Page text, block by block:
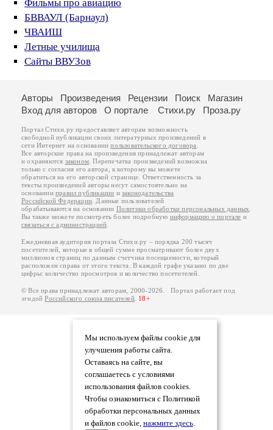
Фильмы про авиацию
БВВАУЛ (Барнаул)
ЧВАИШ
Летные училища
Сайты ВВУЗов
Мы используем файлы cookie для
улучшения работы сайта.
Оставаясь на сайте, вы
соглашаетесь с условиями
использования файлов cookies.
Чтобы ознакомиться с Политикой
обработки персональных данных
и файлов cookie, нажмите здесь.
Авторы Произведения Рецензии Поиск
Магазин
Вход для авторов
О портале Стихи.ру Проза.ру
Портал Стихи.ру предоставляет авторам возможность
свободной публикации своих литературных произведений в
сети Интернет на основаниипользовательского договора
Все авторские права на произведения принадлежат авторам
и охраняются законом . Перепечатка произведений возможна
только с согласия его автора, к которому вы можете
обратиться на его авторской странице. Ответственность за
тексты произведений авторы несут самостоятельно на
основанииправил публикации изаконодательства
Российской Федерации . Данные пользователей
обрабатываются на основании Политики обработки персональных данных
Вы также можете посмотреть более подробную информацию о портале и
связаться с администрацией
Ежедневная аудитория портала Стихи.ру – порядка 200 тысяч
посетителей, которые в общей сумме просматривают более двух
миллионов страниц по данным счетчика посещаемости, который
расположен справа от этого текста. В каждой графе указано по две
цифры: количество просмотров и количество посетителей.
© Все права принадлежат авторам, 2000-2026. Портал работает под
эгидойРоссийского союза писателей. 18+